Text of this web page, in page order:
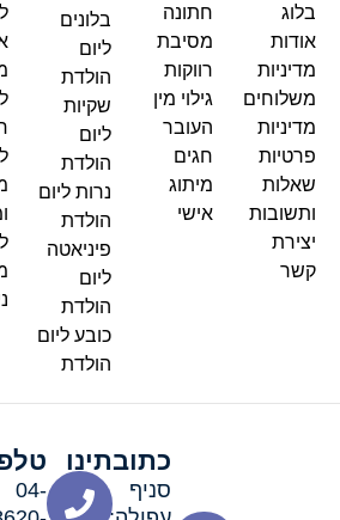
בלוג
אודות
מדיניות
משלוחים
מדיניות
פרטיות
שאלות
ותשובות
יצירת
קשר
חתונה
מסיבת
רווקות
גילוי מין
העובר
חגים
מיתוג
אישי
בלונים
ליום
הולדת
שקיות
ליום
הולדת
נרות ליום
הולדת
פיניאטה
ליום
הולדת
כובע ליום
הולדת
כתובתינו
סניף
04-